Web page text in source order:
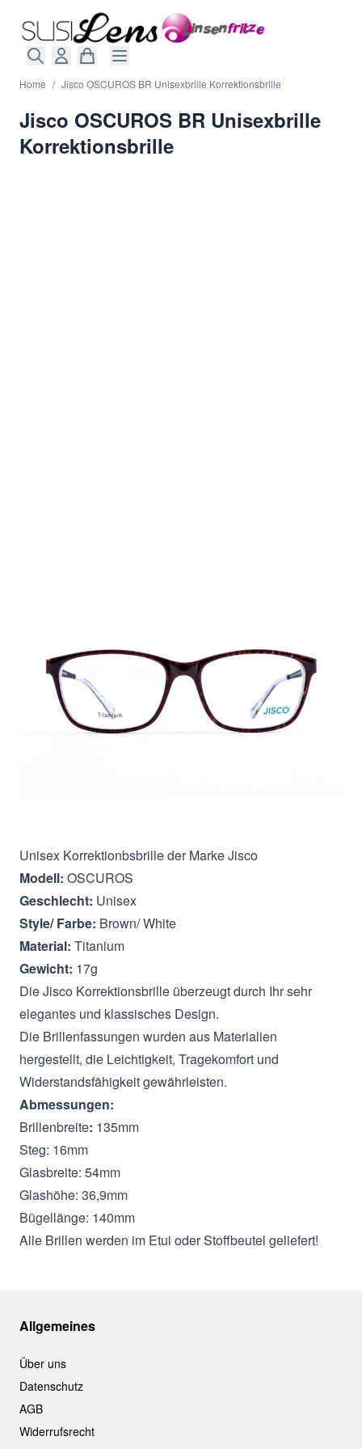
Home / Jisco OSCUROS BR Unisexbrille Korrektionsbrille
Jisco OSCUROS BR Unisexbrille
Korrektionsbrille
Menge
In den Warenkorb
Unisex Korrektionbsbrille der Marke Jisco
Modell: OSCUROS
Geschlecht: Unisex
Style/ Farbe: Brown/ White
Material: Titanium
Gewicht: 17g
Die Jisco Korrektionsbrille überzeugt durch Ihr sehr
elegantes und klassisches Design.
Die Brillenfassungen wurden aus Materialien
hergestellt, die Leichtigkeit, Tragekomfort und
Widerstandsfähigkeit gewährleisten.
Abmessungen:
Brillenbreite: 135mm
Steg: 16mm
Glasbreite: 54mm
Glashöhe: 36,9mm
Bügellänge: 140mm
Alle Brillen werden im Etui oder Stoffbeutel geliefert!
Allgemeines
Über uns
Datenschutz
AGB
Widerrufsrecht